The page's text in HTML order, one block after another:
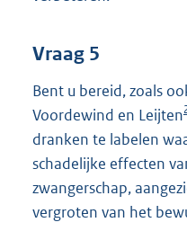
Vraag 5
Bent u bereid, zoals
Voordewind en Leijten
dranken te labelen
schadelijke effecten
zwangerschap,
vergroten van het